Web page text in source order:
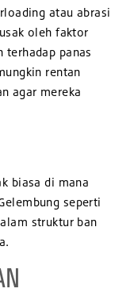
atau abrasi
oleh faktor
terhadap panas
rentan
agar mereka
biasa di mana
seperti
struktur ban